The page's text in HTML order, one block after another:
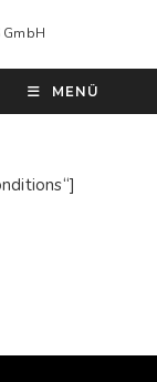
GmbH
MENÜ